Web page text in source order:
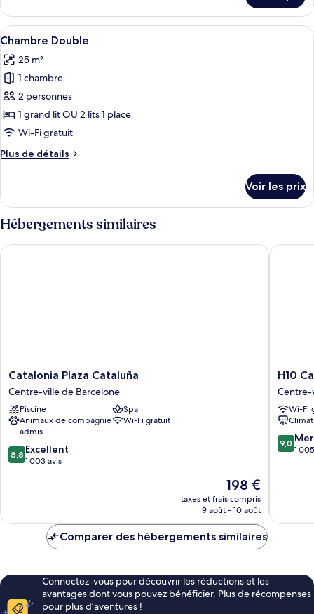
le
type
de
Suite
Junior
Afficher
toutes
les
photos
pour
ce
type
chambre :
Un lit bien fait, avec du linge de lit
7
Chambre Double
25 m²
1 chambre
2 personnes
1 grand lit OU 2 lits 1 place
Wi-Fi gratuit
Plus de détails
Plus
le
type
de
Chambre
Voir les prix
Hébergements similaires
Catalonia
Plaza
Cataluña
Centre-
ville
Barcelone
Catalonia Plaza Cataluña
Centre-ville de Barcelone
Piscine
Spa
Animaux de compagnie
admis
Wi-Fi gratuit
8.8
sur
8,8 Excellent
1 003 avis
Le
nouveau
prix
de
198 €
taxes et frais compris
9 août - 10 août
Catalonia Plaza Cataluña
H10
Plaza
Hotel
Centre-
ville
H10
Centre-
Wi-Fi
9.0
sur
9,0
1
H10
Comparer des hébergements similaires
Connectez-vous pour découvrir les réductions et les
avantages dont vous pouvez bénéficier. Plus de récompenses
pour plus d’aventures !